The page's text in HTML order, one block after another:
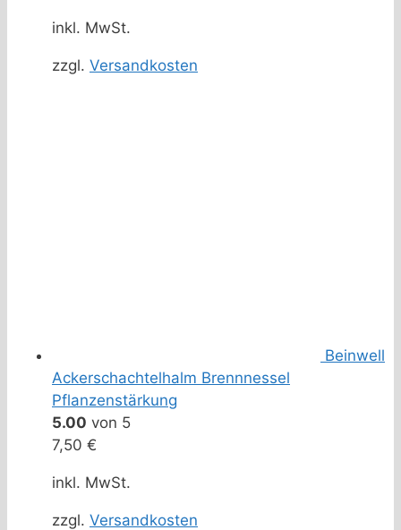
inkl. MwSt.
zzgl. Versandkosten
Beinwell
Ackerschachtelhalm Brennnessel
Pflanzenstärkung
5.00 von 5
7,50 €
inkl. MwSt.
zzgl. Versandkosten